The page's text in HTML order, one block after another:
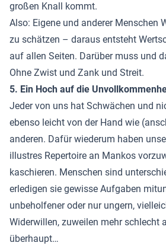
großen Knall kommt.
Also: Eigene und anderer Menschen
zu schätzen – daraus entsteht
auf allen Seiten. Darüber muss und
Ohne Zwist und Zank und Streit.
5. Ein Hoch auf die
Jeder von uns hat Schwächen und
ebenso leicht von der Hand wie
anderen. Dafür wiederum haben
illustres Repertoire an Mankos
kaschieren. Menschen sind
erledigen sie gewisse Aufgaben
unbeholfener oder nur ungern,
Widerwillen, zuweilen mehr schlecht
überhaupt…